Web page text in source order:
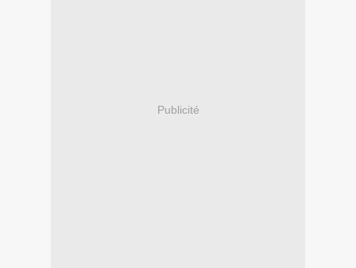
Publicité